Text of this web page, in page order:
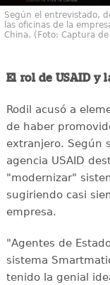
Según el entrevistado,
las oficinas de la
China. (Foto: Captura
El rol de USAID y
Rodil acusó a
de haber
extranjero. Según
agencia USAID
"modernizar"
sugiriendo casi
empresa.
"Agentes de
sistema
tenido la genial